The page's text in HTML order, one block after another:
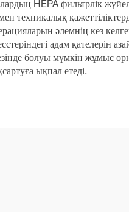
HEPA фильтрлік
әлемнің кез
адам қателерін
болуы мүмкін жұмыс
ықпал етеді.